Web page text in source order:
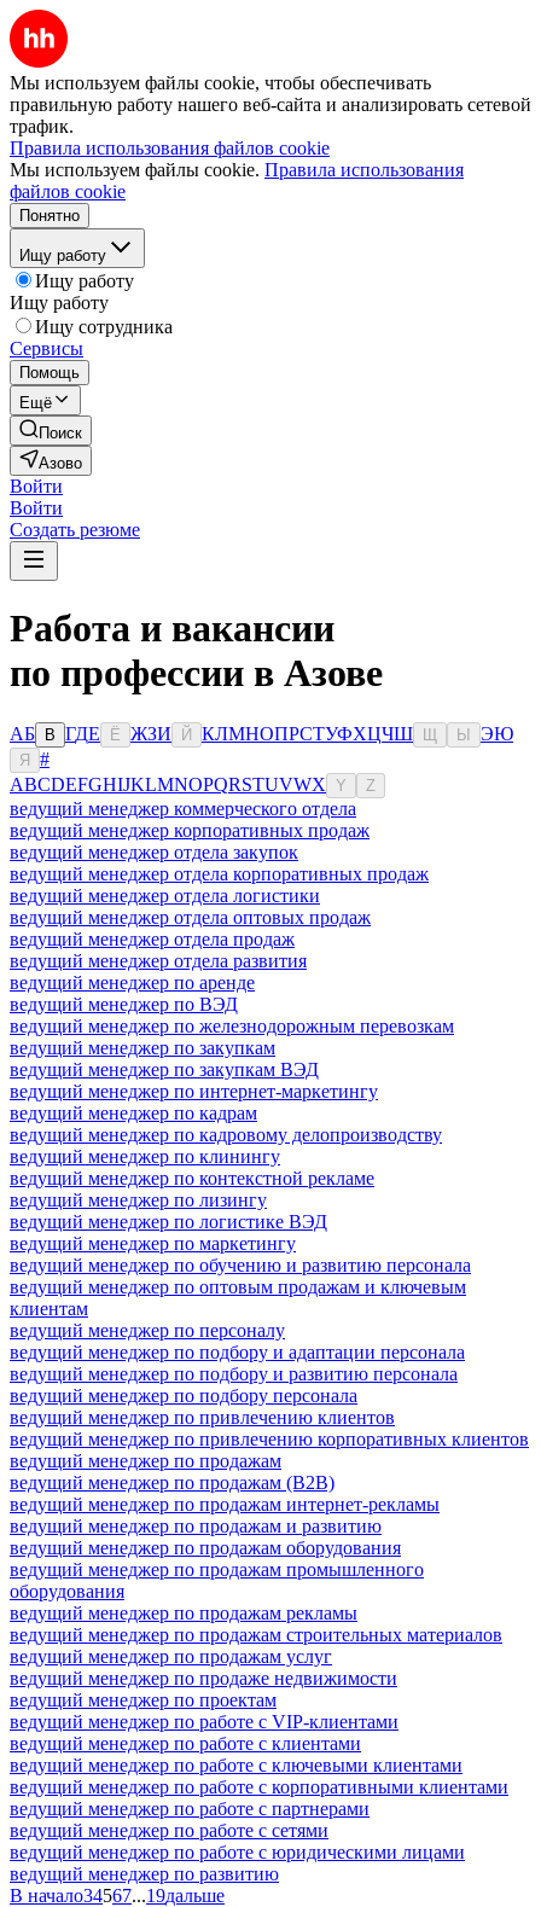
Мы используем файлы cookie, чтобы обеспечивать
правильную работу нашего веб-сайта и анализировать сетевой
трафик.
Правила использования файлов cookie
Мы используем файлы cookie. Правила использования
файлов cookie
Понятно
Ищу работу
Ищу работу
Ищу работу
Ищу сотрудника
Сервисы
Помощь
Ещё
Поиск
Азово
Войти
Войти
Создать резюме
Работа и вакансии
по профессии в Азове
АБ В ГДЕ Ё ЖЗИ Й КЛМНОПРСТУФХЦЧШ Ы ЭЮ
Я
#
ABCDEFGHIJKLMNOPQRSTUVWX Y Z
ведущий менеджер коммерческого отдела
ведущий менеджер корпоративных продаж
ведущий менеджер отдела закупок
ведущий менеджер отдела корпоративных продаж
ведущий менеджер отдела логистики
ведущий менеджер отдела оптовых продаж
ведущий менеджер отдела продаж
ведущий менеджер отдела развития
ведущий менеджер по аренде
ведущий менеджер по ВЭД
ведущий менеджер по железнодорожным перевозкам
ведущий менеджер по закупкам
ведущий менеджер по закупкам ВЭД
ведущий менеджер по интернет-маркетингу
ведущий менеджер по кадрам
ведущий менеджер по кадровому делопроизводству
ведущий менеджер по клинингу
ведущий менеджер по контекстной рекламе
ведущий менеджер по лизингу
ведущий менеджер по логистике ВЭД
ведущий менеджер по маркетингу
ведущий менеджер по обучению и развитию персонала
ведущий менеджер по оптовым продажам и ключевым
клиентам
ведущий менеджер по персоналу
ведущий менеджер по подбору и адаптации персонала
ведущий менеджер по подбору и развитию персонала
ведущий менеджер по подбору персонала
ведущий менеджер по привлечению клиентов
ведущий менеджер по привлечению корпоративных клиентов
ведущий менеджер по продажам
ведущий менеджер по продажам (B2B)
ведущий менеджер по продажам интернет-рекламы
ведущий менеджер по продажам и развитию
ведущий менеджер по продажам оборудования
ведущий менеджер по продажам промышленного
оборудования
ведущий менеджер по продажам рекламы
ведущий менеджер по продажам строительных материалов
ведущий менеджер по продажам услуг
ведущий менеджер по продаже недвижимости
ведущий менеджер по проектам
ведущий менеджер по работе с VIP-клиентами
ведущий менеджер по работе с клиентами
ведущий менеджер по работе с ключевыми клиентами
ведущий менеджер по работе с корпоративными клиентами
ведущий менеджер по работе с партнерами
ведущий менеджер по работе с сетями
ведущий менеджер по работе с юридическими лицами
ведущий менеджер по развитию
В начало34567...19дальше